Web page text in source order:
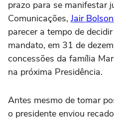
prazo para se manifestar
Comunicações, Jair
parecer a tempo de
mandato, em 31 de
concessões da família
na próxima Presidência.
Antes mesmo de tomar
o presidente enviou